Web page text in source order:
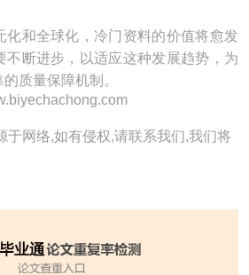
化和全球化，冷门资料的价值将愈发
不断进步，以适应这种发展趋势，为
质量保障机制。
于网络,如有侵权,请联系我们,我们将